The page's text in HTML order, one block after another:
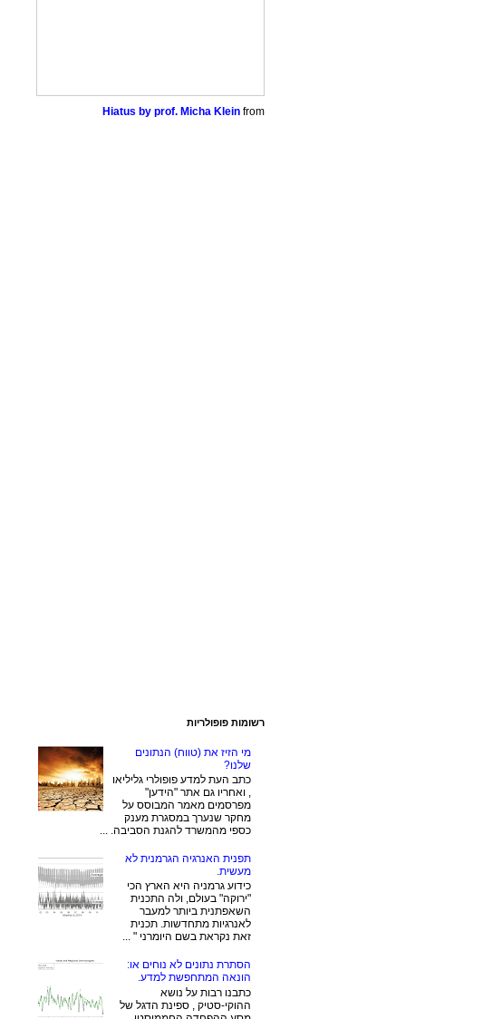
Hiatus by prof. Micha Klein from
רשומות פופולריות
מי הזיז את (טווח) הנתונים
שלנו?
כתב העת למדע פופולרי גליליאו
, ואחריו גם אתר "הידען"
מפרסמים מאמר המבוסס על
מחקר שנערך במסגרת מענק
כספי מהמשרד להגנת הסביבה. ...
תפנית האנרגיה הגרמנית לא
מעשית.
כידוע גרמניה היא הארץ הכי
"ירוקה" בעולם, ולה התכנית
השאפתנית ביותר למעבר
לאנרגיות מתחדשות. תכנית
זאת נקראת בשם היומרני " ...
הסתרת נתונים לא נוחים או:
הונאה המתחפשת למדע.
כתבנו רבות על נושא
ההוקי-סטיק , ספינת הדגל של